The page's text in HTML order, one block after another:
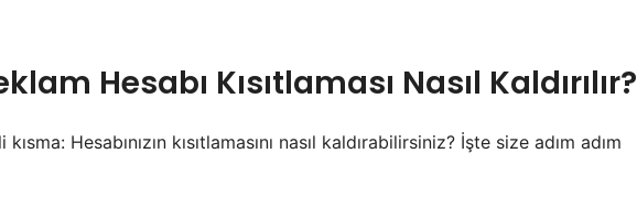
Hesabı Kısıtlaması Nasıl Kaldırılır?
Hesabınızın kısıtlamasını nasıl kaldırabilirsiniz? İşte size adım adım